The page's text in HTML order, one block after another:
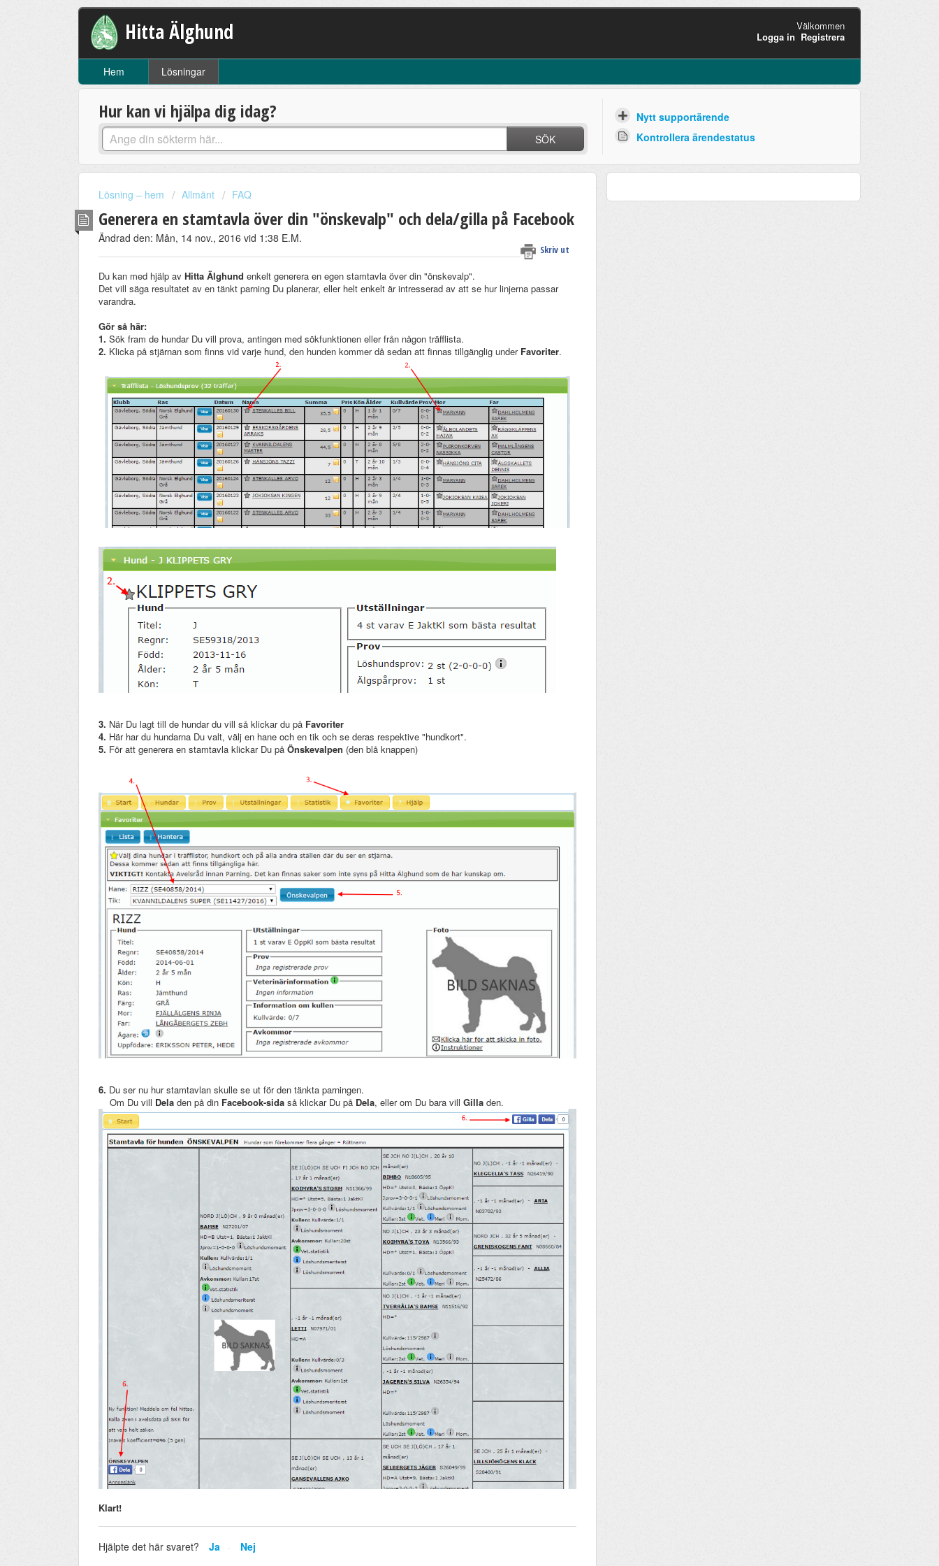
Hitta Älghund
Välkommen
Logga in Registrera
Hem Lösningar
Hur kan vi hjälpa dig idag?
SÖK
Nytt supportärende
Kontrollera ärendestatus
Lösning – hem Allmänt FAQ
Generera en stamtavla över din "önskevalp" och dela/gilla på Facebook
Skriv ut
Ändrad den: Mån, 14 nov., 2016 vid 1:38 E.M.
Du kan med hjälp av Hitta Älghund enkelt generera en egen stamtavla över din "önskevalp".
Det vill säga resultatet av en tänkt parning Du planerar, eller helt enkelt är intresserad av att se hur linjerna passar
varandra.
Gör så här:
1. Sök fram de hundar Du vill prova, antingen med sökfunktionen eller från någon träfflista.
2. Klicka på stjärnan som finns vid varje hund, den hunden kommer då sedan att finnas tillgänglig under Favoriter.
3. När Du lagt till de hundar du vill så klickar du på Favoriter
4. Här har du hundarna Du valt, välj en hane och en tik och se deras respektive "hundkort".
5. För att generera en stamtavla klickar Du på Önskevalpen (den blå knappen)
6. Du ser nu hur stamtavlan skulle se ut för den tänkta parningen.
Om Du vill Dela den på din Facebook-sida så klickar Du på Dela, eller om Du bara vill Gilla den.
Klart!
Hjälpte det här svaret? Ja Nej